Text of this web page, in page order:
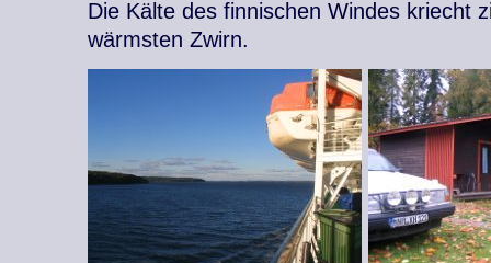
Die Kälte des finnischen Windes kriecht
wärmsten Zwirn.